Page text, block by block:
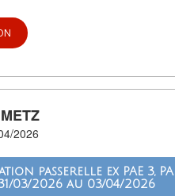
2026
passerelle ex PAE 3,
03/2026 au 03/04/2026